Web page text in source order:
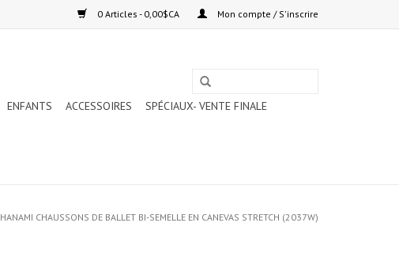
0 Articles - 0,00$CA Mon compte / S'inscrire
ENFANTS ACCESSOIRES
SPÉCIAUX- VENTE FINALE
HANAMI CHAUSSONS DE BALLET BI-SEMELLE EN CANEVAS STRETCH (2037W)